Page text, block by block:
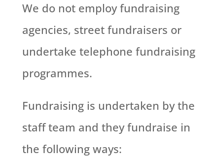
We do not employ fundraising
agencies, street fundraisers or
undertake telephone fundraising
programmes.
Fundraising is undertaken by the
staff team and they fundraise in
the following ways: